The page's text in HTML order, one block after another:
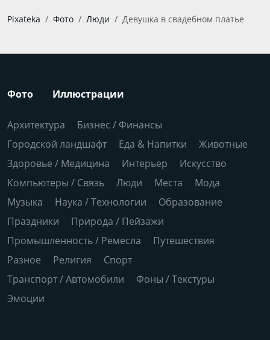
Pixateka Фото Люди Девушка в свадебном платье
Фото Иллюстрации
Архитектура
Бизнес / Финансы
Городской ландшафт
Еда & Напитки
Животные
Здоровье / Медицина
Интерьер
Искусство
Компьютеры / Связь
Люди Места
Мода
Музыка
Наука / Технологии
Образование
Праздники
Природа / Пейзажи
Промышленность / Ремесла
Путешествия
Разное
Религия
Спорт
Транспорт / Автомобили
Фоны / Текстуры
Эмоции